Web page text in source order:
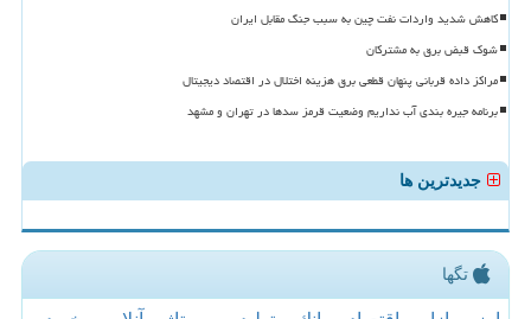
کاهش شدید واردات نفت چین به سبب جنگ مقابل ایران
شوک قبض برق به مشترکان
مراکز داده قربانی پنهان قطعی برق هزینه اختلال در اقتصاد دیجیتال
برنامه جیره بندی آب نداریم وضعیت قرمز سدها در تهران و مشهد
جدیدترین ها
تگها